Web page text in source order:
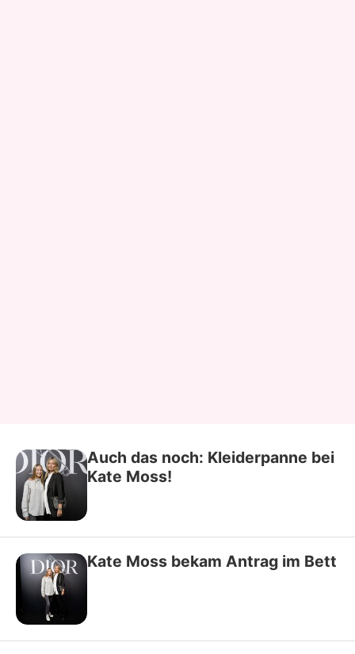
Auch das noch: Kleiderpanne bei
Kate Moss!
Kate Moss bekam Antrag im Bett